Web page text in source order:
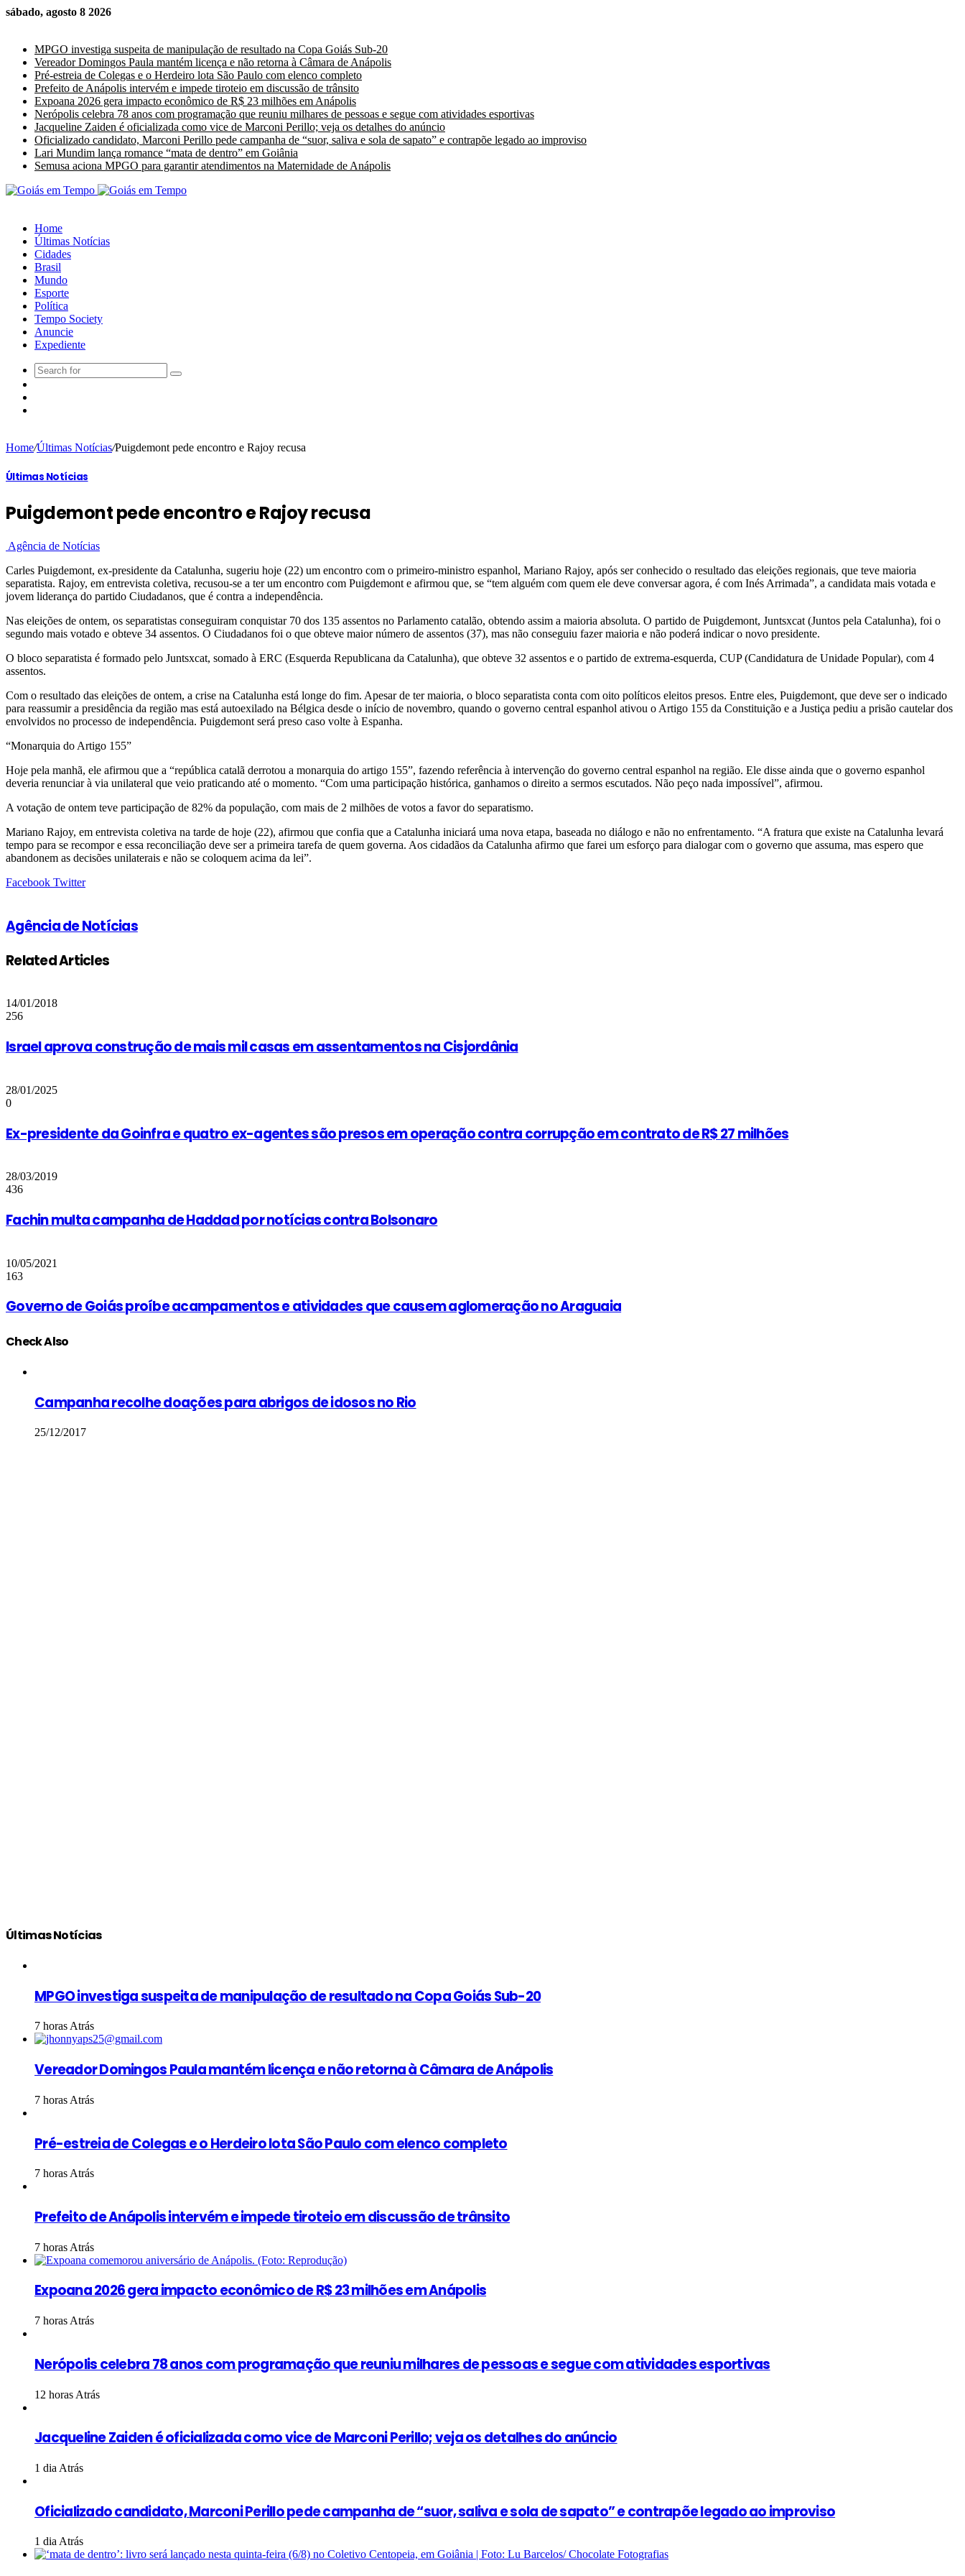
sábado, agosto 8 2026
MPGO investiga suspeita de manipulação de resultado na Copa Goiás Sub-20
Vereador Domingos Paula mantém licença e não retorna à Câmara de Anápolis
Pré-estreia de Colegas e o Herdeiro lota São Paulo com elenco completo
Prefeito de Anápolis intervém e impede tiroteio em discussão de trânsito
Expoana 2026 gera impacto econômico de R$ 23 milhões em Anápolis
Nerópolis celebra 78 anos com programação que reuniu milhares de pessoas e segue com atividades esportivas
Jacqueline Zaiden é oficializada como vice de Marconi Perillo; veja os detalhes do anúncio
Oficializado candidato, Marconi Perillo pede campanha de “suor, saliva e sola de sapato” e contrapõe legado ao improviso
Lari Mundim lança romance “mata de dentro” em Goiânia
Semusa aciona MPGO para garantir atendimentos na Maternidade de Anápolis
Home
Últimas Notícias
Cidades
Brasil
Mundo
Esporte
Política
Tempo Society
Anuncie
Expediente
Home/Últimas Notícias/Puigdemont pede encontro e Rajoy recusa
Últimas Notícias
Puigdemont pede encontro e Rajoy recusa
Agência de Notícias
Carles Puigdemont, ex-presidente da Catalunha, sugeriu hoje (22) um encontro com o primeiro-ministro espanhol, Mariano Rajoy, após ser conhecido o resultado das eleições regionais, que teve maioria
separatista. Rajoy, em entrevista coletiva, recusou-se a ter um encontro com Puigdemont e afirmou que, se “tem alguém com quem ele deve conversar agora, é com Inés Arrimada”, a candidata mais votada e
jovem liderança do partido Ciudadanos, que é contra a independência.
Nas eleições de ontem, os separatistas conseguiram conquistar 70 dos 135 assentos no Parlamento catalão, obtendo assim a maioria absoluta. O partido de Puigdemont, Juntsxcat (Juntos pela Catalunha), foi o
segundo mais votado e obteve 34 assentos. O Ciudadanos foi o que obteve maior número de assentos (37), mas não conseguiu fazer maioria e não poderá indicar o novo presidente.
O bloco separatista é formado pelo Juntsxcat, somado à ERC (Esquerda Republicana da Catalunha), que obteve 32 assentos e o partido de extrema-esquerda, CUP (Candidatura de Unidade Popular), com 4
assentos.
Com o resultado das eleições de ontem, a crise na Catalunha está longe do fim. Apesar de ter maioria, o bloco separatista conta com oito políticos eleitos presos. Entre eles, Puigdemont, que deve ser o indicado
para reassumir a presidência da região mas está autoexilado na Bélgica desde o início de novembro, quando o governo central espanhol ativou o Artigo 155 da Constituição e a Justiça pediu a prisão cautelar dos
envolvidos no processo de independência. Puigdemont será preso caso volte à Espanha.
“Monarquia do Artigo 155”
Hoje pela manhã, ele afirmou que a “república catalã derrotou a monarquia do artigo 155”, fazendo referência à intervenção do governo central espanhol na região. Ele disse ainda que o governo espanhol
deveria renunciar à via unilateral que veio praticando até o momento. “Com uma participação histórica, ganhamos o direito a sermos escutados. Não peço nada impossível”, afirmou.
A votação de ontem teve participação de 82% da população, com mais de 2 milhões de votos a favor do separatismo.
Mariano Rajoy, em entrevista coletiva na tarde de hoje (22), afirmou que confia que a Catalunha iniciará uma nova etapa, baseada no diálogo e não no enfrentamento. “A fratura que existe na Catalunha levará
tempo para se recompor e essa reconciliação deve ser a primeira tarefa de quem governa. Aos cidadãos da Catalunha afirmo que farei um esforço para dialogar com o governo que assuma, mas espero que
abandonem as decisões unilaterais e não se coloquem acima da lei”.
Facebook TwitterGoogle+
LinkedIn
StumbleUpon
Tumblr
Pinterest
Reddit
VKontakte
Share
Print
Agência de Notícias
Related Articles
14/01/2018
256
Israel aprova construção de mais mil casas em assentamentos na Cisjordânia
28/01/2025
0
Ex-presidente da Goinfra e quatro ex-agentes são presos em operação contra corrupção em contrato de R$ 27 milhões
28/03/2019
436
Fachin multa campanha de Haddad por notícias contra Bolsonaro
10/05/2021
163
Governo de Goiás proíbe acampamentos e atividades que causem aglomeração no Araguaia
Check Also
Close
Campanha recolhe doações para abrigos de idosos no Rio
25/12/2017
Últimas Notícias
MPGO investiga suspeita de manipulação de resultado na Copa Goiás Sub-20
7 horas Atrás
Vereador Domingos Paula mantém licença e não retorna à Câmara de Anápolis
7 horas Atrás
Pré-estreia de Colegas e o Herdeiro lota São Paulo com elenco completo
7 horas Atrás
Prefeito de Anápolis intervém e impede tiroteio em discussão de trânsito
7 horas Atrás
Expoana 2026 gera impacto econômico de R$ 23 milhões em Anápolis
7 horas Atrás
Nerópolis celebra 78 anos com programação que reuniu milhares de pessoas e segue com atividades esportivas
12 horas Atrás
Jacqueline Zaiden é oficializada como vice de Marconi Perillo; veja os detalhes do anúncio
1 dia Atrás
Oficializado candidato, Marconi Perillo pede campanha de “suor, saliva e sola de sapato” e contrapõe legado ao improviso
1 dia Atrás